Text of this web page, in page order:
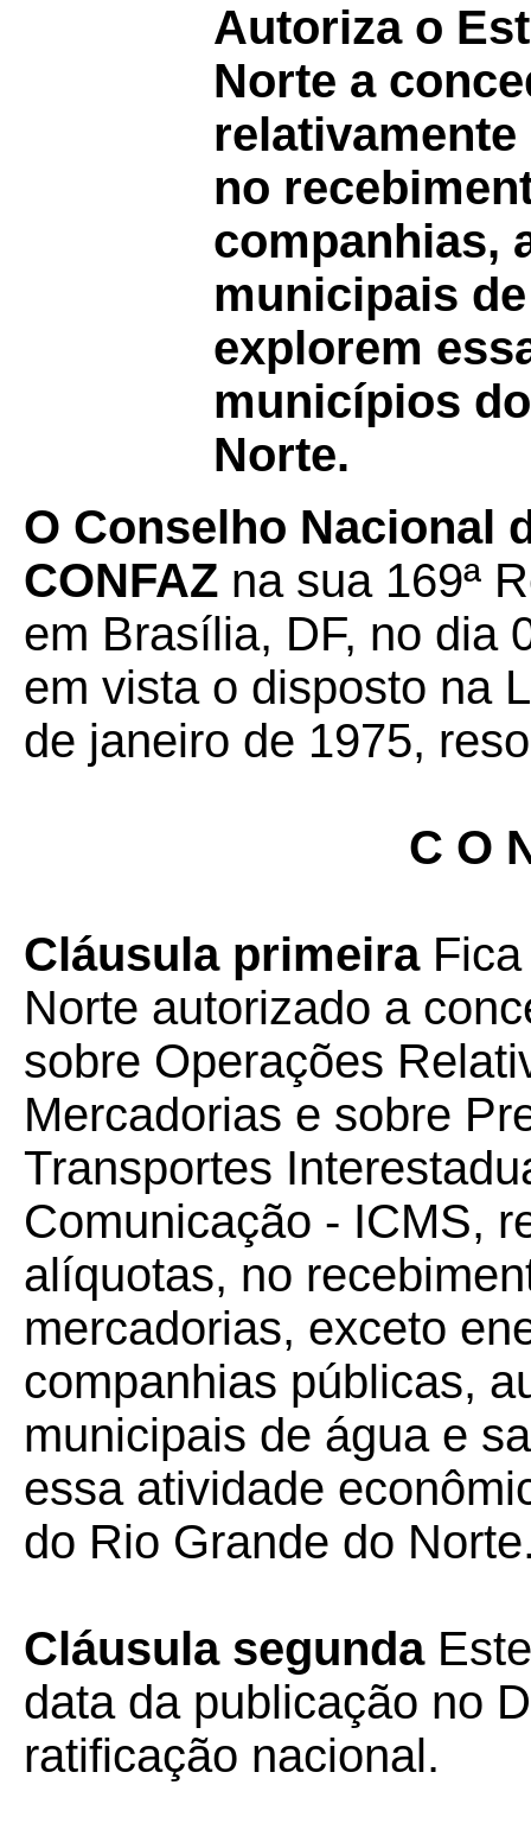
Autoriza o
Norte a
no
companhias,
municipais
explorem
municípios
Norte.
O Conselho Nacional
CONFAZ na sua 169ª
em Brasília, DF, no dia
em vista o disposto na
de janeiro de 1975,
C O
Cláusula primeira
Norte autorizado a
sobre Operações
Mercadorias e sobre
Transportes
Comunicação - ICMS,
alíquotas, no
mercadorias, exceto
companhias públicas,
municipais de água e
essa atividade
do Rio Grande do
Cláusula segunda
data da publicação no
ratificação nacional.